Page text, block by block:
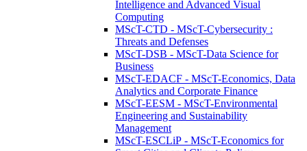
Intelligence and Advanced Visual
Computing
MScT-CTD - MScT-Cybersecurity :
Threats and Defenses
MScT-DSB - MScT-Data Science for
Business
MScT-EDACF - MScT-Economics, Data
Analytics and Corporate Finance
MScT-EESM - MScT-Environmental
Engineering and Sustainability
Management
MScT-ESCLiP - MScT-Economics for